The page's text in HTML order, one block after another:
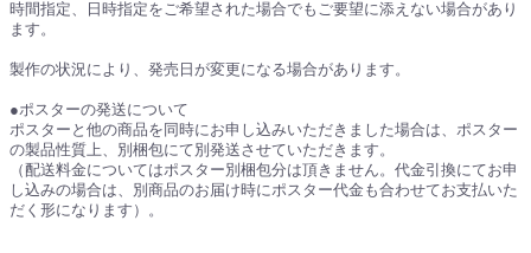
時間指定、日時指定をご希望された場合でもご要望に添えない場合があり
ます。
製作の状況により、発売日が変更になる場合があります。
●ポスターの発送について
ポスターと他の商品を同時にお申し込みいただきました場合は、ポスター
の製品性質上、別梱包にて別発送させていただきます。
（配送料金についてはポスター別梱包分は頂きません。代金引換にてお申
し込みの場合は、別商品のお届け時にポスター代金も合わせてお支払いた
だく形になります）。